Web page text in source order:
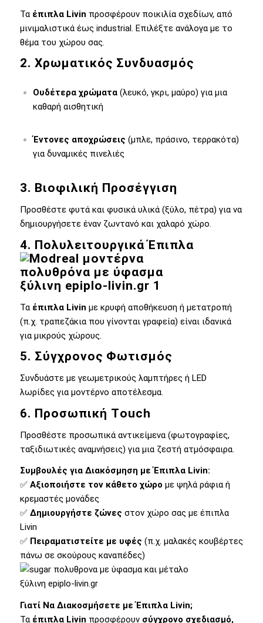
Τα έπιπλα Livin προσφέρουν ποικιλία σχεδίων, από
μινιμαλιστικά έως industrial. Επιλέξτε ανάλογα με το
θέμα του χώρου σας.
2. Χρωματικός Συνδυασμός
Ουδέτερα χρώματα(λευκό, γκρι, μαύρο) για μια
καθαρή αισθητική
Έντονες αποχρώσεις (μπλε, πράσινο, τερρακότα)
για δυναμικές πινελιές
3. Βιοφιλική Προσέγγιση
Προσθέστε φυτά και φυσικά υλικά (ξύλο, πέτρα) για να
δημιουργήσετε έναν ζωντανό και χαλαρό χώρο.
4. Πολυλειτουργικά Έπιπλα
Τα έπιπλα Livin με κρυφή αποθήκευση ή μετατροπή
(π.χ. τραπεζάκια που γίνονται γραφεία) είναι ιδανικά
για μικρούς χώρους.
5. Σύγχρονος Φωτισμός
Συνδυάστε με γεωμετρικούς λαμπτήρες ή LED
λωρίδες για μοντέρνο αποτέλεσμα.
6. Προσωπική Τouch
Προσθέστε προσωπικά αντικείμενα (φωτογραφίες,
ταξιδιωτικές αναμνήσεις) για μια ζεστή ατμόσφαιρα.
Συμβουλές για Διακόσμηση με Έπιπλα Livin:
✅ Αξιοποιήστε τον κάθετο χώρο με ψηλά ράφια ή
κρεμαστές μονάδες
✅ Δημιουργήστε ζώνες στον χώρο σας με έπιπλα
Livin
✅ Πειραματιστείτε με υφές (π.χ. μαλακές κουβέρτες
πάνω σε σκούρους καναπέδες)
Γιατί Να Διακοσμήσετε με Έπιπλα Livin;
Τα έπιπλα Livin προσφέρουν σύγχρονο σχεδιασμό,